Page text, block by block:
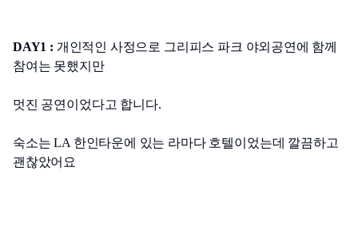
DAY1 : 개인적인 사정으로 그리피스 파크 야외공연에 함께
참여는 못했지만
멋진 공연이었다고 합니다.
숙소는 LA 한인타운에 있는 라마다 호텔이었는데 깔끔하고
괜찮았어요